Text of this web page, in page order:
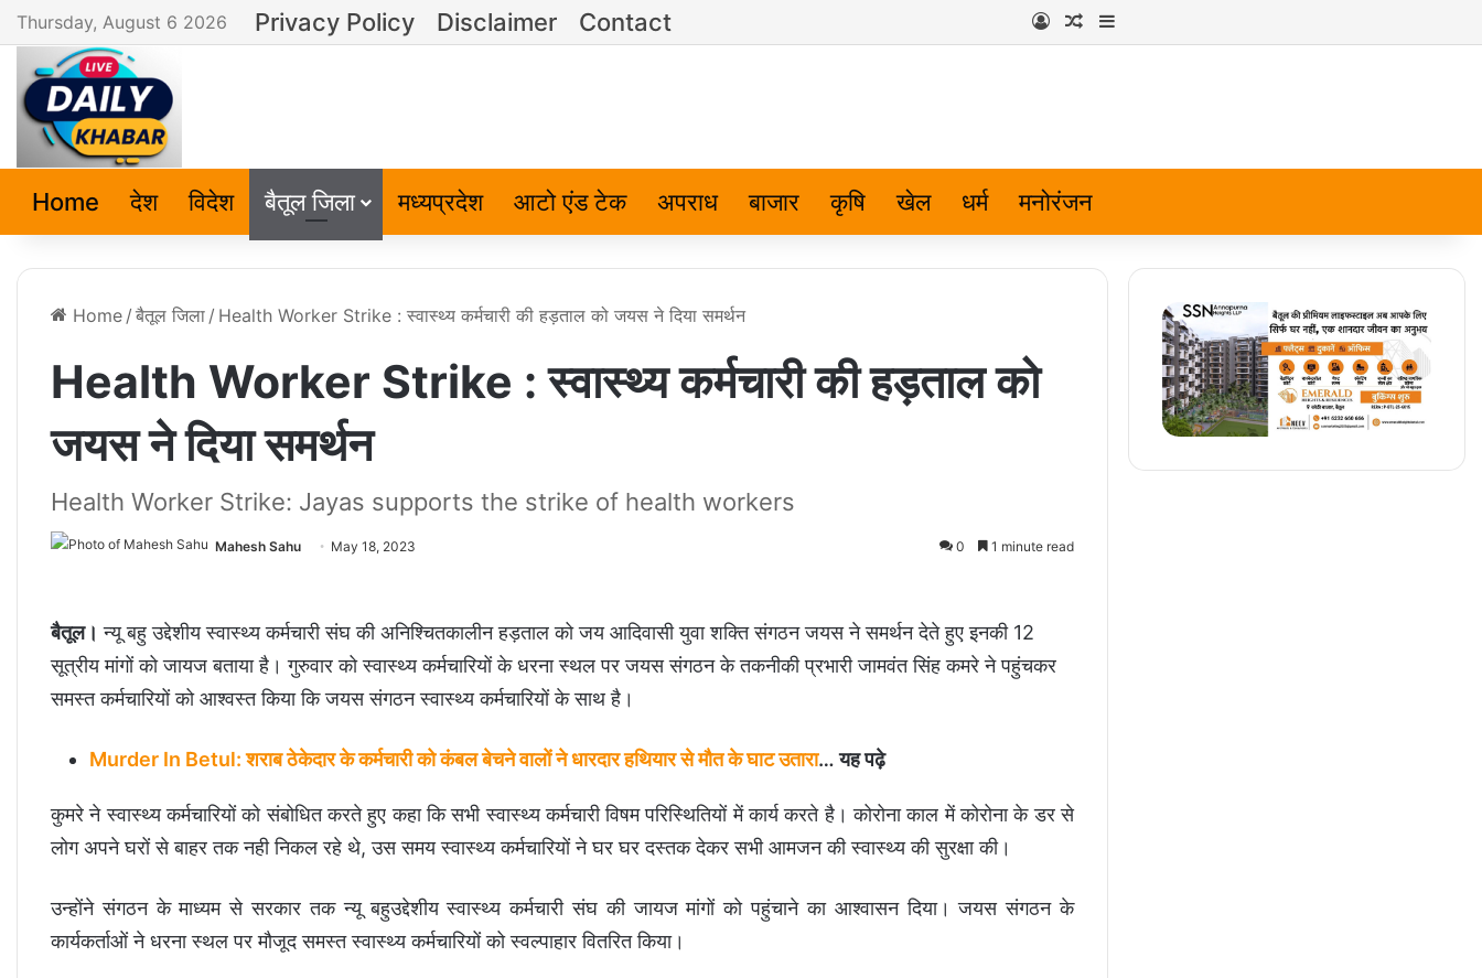
Thursday, August 6 2026 Privacy Policy Disclaimer Contact Log InRandom Article
Home देश विदेश बैतूल जिला मध्यप्रदेश आटो एंड टेक अपराध बाजार कृषि खेल धर्म मनोरंजन
Home / बैतूल जिला / Health Worker Strike : स्वास्थ्य कर्मचारी की हड़ताल को जयस ने दिया समर्थन
Health Worker Strike : स्वास्थ्य कर्मचारी की हड़ताल को
जयस ने दिया समर्थन
Health Worker Strike: Jayas supports the strike of health workers
Mahesh Sahu May 18, 2023 0 1 minute read
बैतूल। न्यू बहु उद्देशीय स्वास्थ्य कर्मचारी संघ की अनिश्चितकालीन हड़ताल को जय आदिवासी युवा शक्ति संगठन जयस ने समर्थन देते हुए इनकी 12
सूत्रीय मांगों को जायज बताया है। गुरुवार को स्वास्थ्य कर्मचारियों के धरना स्थल पर जयस संगठन के तकनीकी प्रभारी जामवंत सिंह कमरे ने पहुंचकर
समस्त कर्मचारियों को आश्वस्त किया कि जयस संगठन स्वास्थ्य कर्मचारियों के साथ है।
Murder In Betul: शराब ठेकेदार के कर्मचारी को कंबल बेचने वालों ने धारदार हथियार से मौत के घाट उतारा… यह पढ़े
कुमरे ने स्वास्थ्य कर्मचारियों को संबोधित करते हुए कहा कि सभी स्वास्थ्य कर्मचारी विषम परिस्थितियों में कार्य करते है। कोरोना काल में कोरोना के डर से
लोग अपने घरों से बाहर तक नही निकल रहे थे, उस समय स्वास्थ्य कर्मचारियों ने घर घर दस्तक देकर सभी आमजन की स्वास्थ्य की सुरक्षा की।
उन्होंने संगठन के माध्यम से सरकार तक न्यू बहुउद्देशीय स्वास्थ्य कर्मचारी संघ की जायज मांगों को पहुंचाने का आश्वासन दिया। जयस संगठन के
कार्यकर्ताओं ने धरना स्थल पर मौजूद समस्त स्वास्थ्य कर्मचारियों को स्वल्पाहार वितरित किया।